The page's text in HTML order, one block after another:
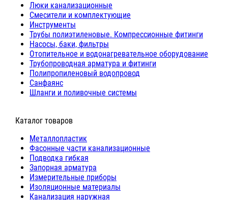
Люки канализационные
Cмесители и комплектующие
Инструменты
Трубы полиэтиленовые. Компрессионные фитинги
Насосы, баки, фильтры
Отопительное и водонагревательное оборудование
Трубопроводная арматура и фитинги
Полипропиленовый водопровод
Санфаянс
Шланги и поливочные системы
⠀Каталог товаров
Металлопластик
Фасонные части канализационные
Подводка гибкая
Запорная арматура
Измерительные приборы
Изоляционные материалы
Канализация наружная